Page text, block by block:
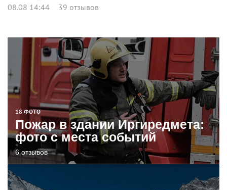
08.08 14:44 39 отзывов
18 ФОТО
Пожар в здании Иргиредмета:
фото с места событий
6 отзывов